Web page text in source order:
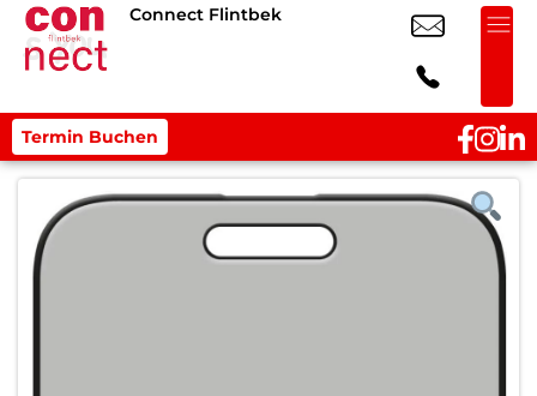
Connect Flintbek
Termin Buchen